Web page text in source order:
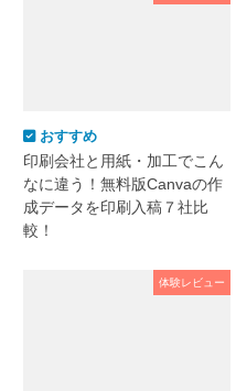
おすすめ
印刷会社と用紙・加工でこん
なに違う！無料版Canvaの作
成データを印刷入稿７社比
較！
体験レビュー